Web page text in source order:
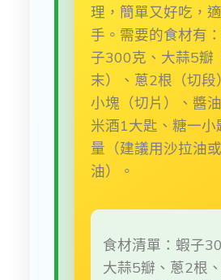
理，簡單又好吃，
手。需要的食材有
子300克、大蒜5瓣
末）、蔥2根（切段
小塊（切片）、醬
米酒1大匙、糖一小
量（建議用沙拉油
油）。
食材清單：蝦子
大蒜5瓣、蔥2根